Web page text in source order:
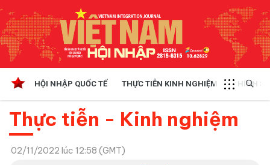
HỘI NHẬP QUỐC TẾ THỰC TIỄN KINH NGHIỆM CHÍNH
Thực tiễn - Kinh nghiệm
02/11/2022 lúc 12:58 (GMT)